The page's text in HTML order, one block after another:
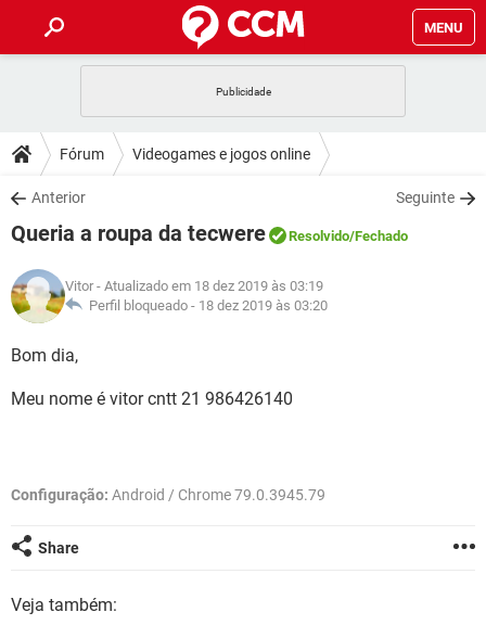
MENU
CELULAR FACEBOOK
OUTLOOK
INSTAGRAM GMAIL
GUIA DE COMPRAS
DICAS
JOGOS WHATSAPP
INSTAGRAM GMAIL
GUIA DE COMPRAS
DOWNLOADS
JOGOS WHATSAPP
CELULAR
OUTLOOK EXCEL
INSTAGRAM
FÓRUM
JOGOS WHATSAPP
CELULAR
OUTLOOK
INSTAGRAM GMAIL
GLOSSÁRIO
JOGOS
GUIA DE COMPRAS
Fórum Videogames e jogos online
Anterior Seguinte
Queria a roupa da tecwere Resolvido/Fechado
Vitor - Atualizado em 18 dez 2019 às 03:19
Perfil bloqueado - 18 dez 2019 às 03:20
Bom dia,
Meu nome é vitor cntt 21 986426140
Configuração: Android / Chrome 79.0.3945.79
Share
Veja também: